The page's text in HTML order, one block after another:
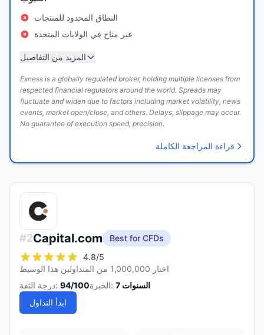
النطاق المحدود للمنتجات
غير متاح في الولايات المتحدة
المزيد من التفاصيل
Exness is a globally regulated broker, holding multiple licenses from
respected financial regulators around the world. Spreads may
fluctuate and widen due to factors including market volatility, news
events, market open/close, and others. Delays, slippage may occur.
No guarantee of execution speed, precision.
قراءة المراجعة الكاملة
#2Capital.com
Best for CFDs
4.8/5
اختار 1,000,000 من المتداولين هذا الوسيط
درجة الثقة: 94/100 الخبرة: 7 السنوات
ابدأ التداول